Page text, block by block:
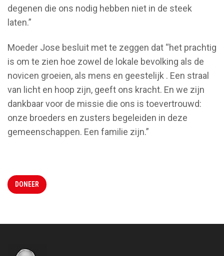
degenen die ons nodig hebben niet in de steek
laten.”
Moeder Jose besluit met te zeggen dat “het prachtig
is om te zien hoe zowel de lokale bevolking als de
novicen groeien, als mens en geestelijk . Een straal
van licht en hoop zijn, geeft ons kracht. En we zijn
dankbaar voor de missie die ons is toevertrouwd:
onze broeders en zusters begeleiden in deze
gemeenschappen. Een familie zijn.”
DONEER